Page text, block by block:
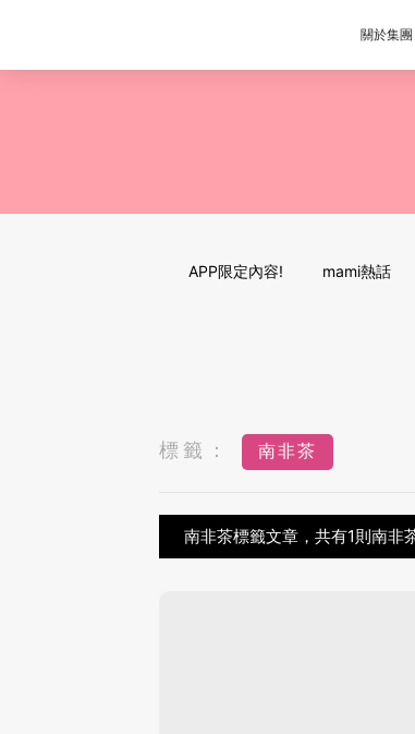
關於集團
APP限定內容! mami熱話
標籤： 南非茶
南非茶標籤文章，共有1則南非